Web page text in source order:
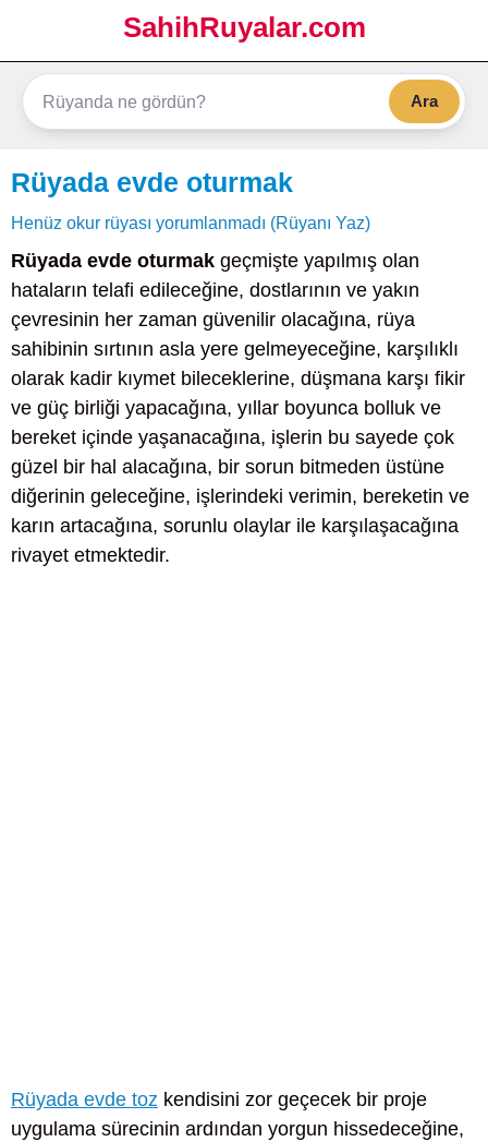
SahihRuyalar.com
Ara
Rüyada evde oturmak
Henüz okur rüyası yorumlanmadı (Rüyanı Yaz)
Rüyada evde oturmak geçmişte yapılmış olan
hataların telafi edileceğine, dostlarının ve yakın
çevresinin her zaman güvenilir olacağına, rüya
sahibinin sırtının asla yere gelmeyeceğine, karşılıklı
olarak kadir kıymet bileceklerine, düşmana karşı fikir
ve güç birliği yapacağına, yıllar boyunca bolluk ve
bereket içinde yaşanacağına, işlerin bu sayede çok
güzel bir hal alacağına, bir sorun bitmeden üstüne
diğerinin geleceğine, işlerindeki verimin, bereketin ve
karın artacağına, sorunlu olaylar ile karşılaşacağına
rivayet etmektedir.
Rüyada evde toz kendisini zor geçecek bir proje
uygulama sürecinin ardından yorgun hissedeceğine,